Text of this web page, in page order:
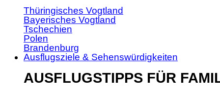
Thüringisches Vogtland
Bayerisches Vogtland
Tschechien
Polen
Brandenburg
Ausflugsziele & Sehenswürdigkeiten
AUSFLUGSTIPPS FÜR